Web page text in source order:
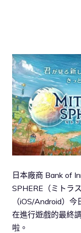
日本廠商 Bank of
SPHERE（ミトラ
（iOS/Android）
在進行遊戲的最終
啦。